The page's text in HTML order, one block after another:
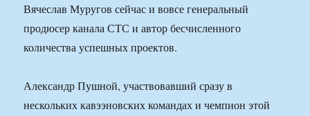
Вячеслав Муругов сейчас и вовсе генеральный
продюсер канала СТС и автор бесчисленного
количества успешных проектов.
Александр Пушной, участвовавший сразу в
нескольких кавээновских командах и чемпион этой